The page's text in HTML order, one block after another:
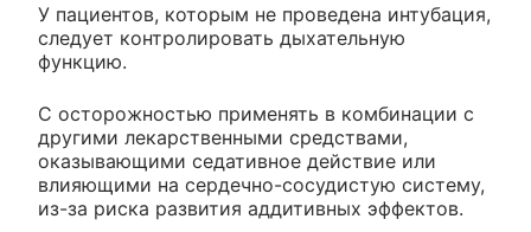
У пациентов, которым не проведена интубация,
следует контролировать дыхательную
функцию.
С осторожностью применять в комбинации с
другими лекарственными средствами,
оказывающими седативное действие или
влияющими на сердечно-сосудистую систему,
из-за риска развития аддитивных эффектов.